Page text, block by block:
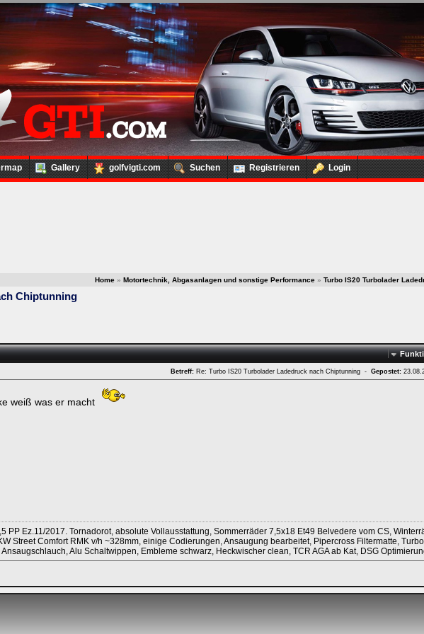
Gallery golfvigti.com Suchen Registrieren Login
Home » Motortechnik, Abgasanlagen und sonstige Performance » Turbo IS20 Turbolader
Chiptunning
Betreff: Re: Turbo IS20 Turbolader Ladedruck nach Chiptunning - Gepostet:
weiß was er macht
PP Ez.11/2017. Tornadorot, absolute Vollausstattung, Sommerräder 7,5x18 Et49 Belvedere vom CS,
Street Comfort RMK v/h ~328mm, einige Codierungen, Ansaugung bearbeitet, Pipercross Filtermatte,
Alu Schaltwippen, Embleme schwarz, Heckwischer clean, TCR AGA ab Kat, DSG